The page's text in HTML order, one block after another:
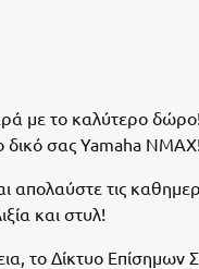
με το καλύτερο
σας Yamaha
απολαύστε τις
και στυλ!
το Δίκτυο Επίσημων